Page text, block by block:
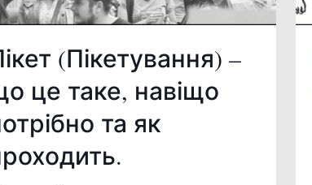
(Пікетування) –
це таке, навіщо
та як